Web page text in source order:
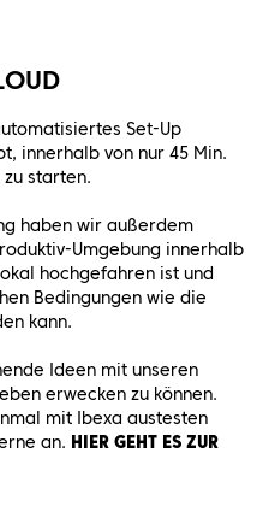
Set-Up
innerhalb von nur 45 Min.
starten.
haben wir außerdem
Umgebung innerhalb
hochgefahren ist und
Bedingungen wie die
kann.
Ideen mit unseren
erwecken zu können.
mit Ibexa austesten
an. HIER GEHT ES ZUR